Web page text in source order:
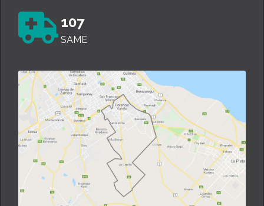
107
SAME